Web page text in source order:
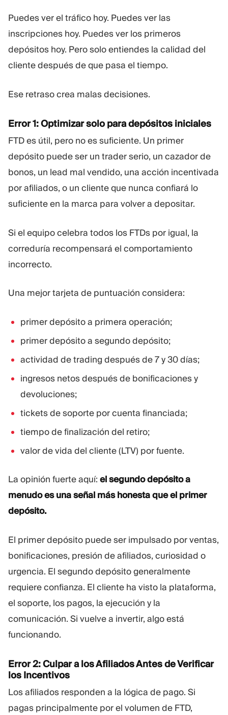
Puedes ver el tráfico hoy. Puedes ver las
inscripciones hoy. Puedes ver los primeros
depósitos hoy. Pero solo entiendes la calidad del
cliente después de que pasa el tiempo.
Ese retraso crea malas decisiones.
Error 1: Optimizar solo para depósitos iniciales
FTD es útil, pero no es suficiente. Un primer
depósito puede ser un trader serio, un cazador de
bonos, un lead mal vendido, una acción incentivada
por afiliados, o un cliente que nunca confiará lo
suficiente en la marca para volver a depositar.
Si el equipo celebra todos los FTDs por igual, la
correduría recompensará el comportamiento
incorrecto.
Una mejor tarjeta de puntuación considera:
primer depósito a primera operación;
primer depósito a segundo depósito;
actividad de trading después de 7 y 30 días;
ingresos netos después de bonificaciones y
devoluciones;
tickets de soporte por cuenta financiada;
tiempo de finalización del retiro;
valor de vida del cliente (LTV) por fuente.
La opinión fuerte aquí: el segundo depósito a
menudo es una señal más honesta que el primer
depósito.
El primer depósito puede ser impulsado por ventas,
bonificaciones, presión de afiliados, curiosidad o
urgencia. El segundo depósito generalmente
requiere confianza. El cliente ha visto la plataforma,
el soporte, los pagos, la ejecución y la
comunicación. Si vuelve a invertir, algo está
funcionando.
Error 2: Culpar a los Afiliados Antes de Verificar
los Incentivos
Los afiliados responden a la lógica de pago. Si
pagas principalmente por el volumen de FTD,